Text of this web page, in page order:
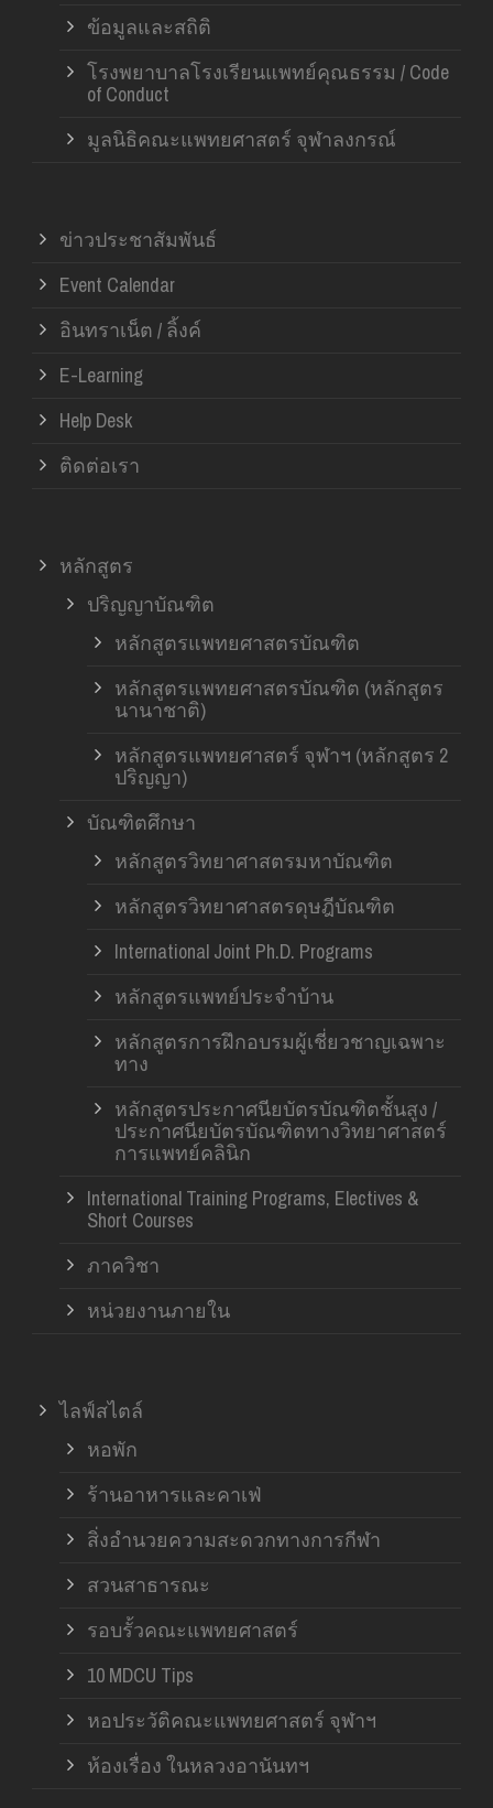
ข้อมูลและสถิติ
โรงพยาบาลโรงเรียนแพทย์คุณธรรม / Code
of Conduct
มูลนิธิคณะแพทยศาสตร์ จุฬาลงกรณ์
ข่าวประชาสัมพันธ์
Event Calendar
อินทราเน็ต / ลิ้งค์
E-Learning
Help Desk
ติดต่อเรา
หลักสูตร
ปริญญาบัณฑิต
หลักสูตรแพทยศาสตรบัณฑิต
หลักสูตรแพทยศาสตรบัณฑิต (หลักสูตร
นานาชาติ)
หลักสูตรแพทยศาสตร์ จุฬาฯ (หลักสูตร 2
ปริญญา)
บัณฑิตศึกษา
หลักสูตรวิทยาศาสตรมหาบัณฑิต
หลักสูตรวิทยาศาสตรดุษฎีบัณฑิต
International Joint Ph.D. Programs
หลักสูตรแพทย์ประจำบ้าน
หลักสูตรการฝึกอบรมผู้เชี่ยวชาญเฉพาะ
ทาง
หลักสูตรประกาศนียบัตรบัณฑิตชั้นสูง /
ประกาศนียบัตรบัณฑิตทางวิทยาศาสตร์
การแพทย์คลินิก
International Training Programs, Electives &
Short Courses
ภาควิชา
หน่วยงานภายใน
ไลฟ์สไตล์
หอพัก
ร้านอาหารและคาเฟ่
สิ่งอำนวยความสะดวกทางการกีฬา
สวนสาธารณะ
รอบรั้วคณะแพทยศาสตร์
10 MDCU Tips
หอประวัติคณะแพทยศาสตร์ จุฬาฯ
ห้องเรื่อง ในหลวงอานันทฯ